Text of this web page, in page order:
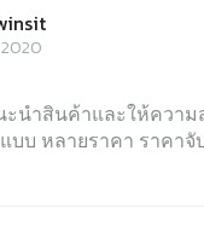
นำสินค้าและให้ความ
บบ หลายราคา ราค